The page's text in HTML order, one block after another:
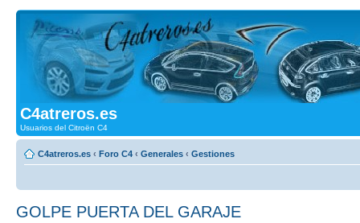
C4atreros.es
Usuarios del Citroën C4
C4atreros.es ‹ Foro C4 ‹ Generales ‹ Gestiones
GOLPE PUERTA DEL GARAJE